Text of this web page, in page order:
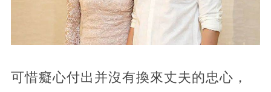
可惜癡心付出并沒有換來丈夫的忠心，